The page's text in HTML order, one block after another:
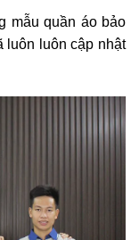
mẫu quần áo bảo
luôn luôn cập nhật